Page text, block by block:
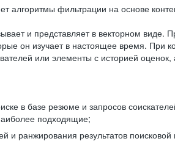
фильтрации на основе
и представляет в векторном виде.
он изучает в настоящее время. При
или элементы с историей
в базе резюме и запросов
подходящие;
и ранжирования результатов